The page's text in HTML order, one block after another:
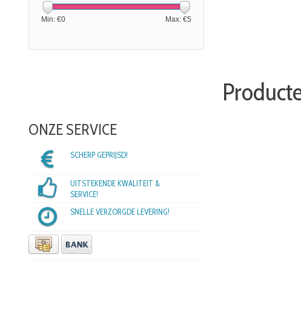
Min: €0 Max: €5
ONZE SERVICE
SCHERP GEPRIJSD!
UITSTEKENDE KWALITEIT &
SERVICE!
SNELLE VERZORGDE LEVERING!